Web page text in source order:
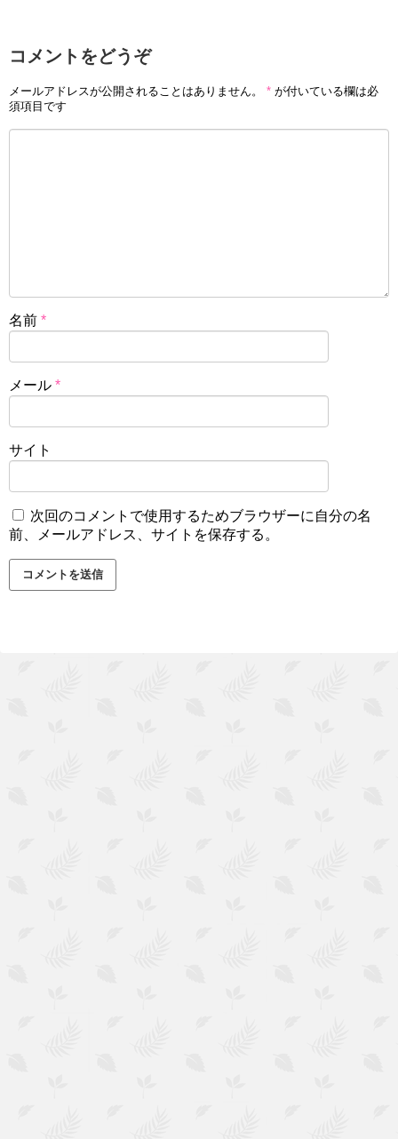
コメントをどうぞ
メールアドレスが公開されることはありません。 * が付いている欄は必
須項目です
名前 *
メール *
サイト
次回のコメントで使用するためブラウザーに自分の名
前、メールアドレス、サイトを保存する。